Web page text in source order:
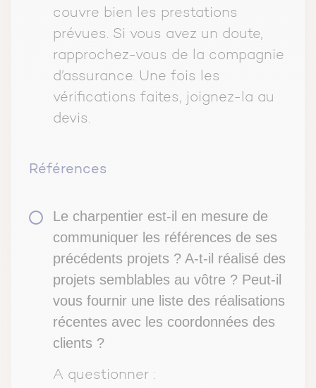
couvre bien les prestations
prévues. Si vous avez un doute,
rapprochez-vous de la compagnie
d’assurance. Une fois les
vérifications faites, joignez-la au
devis.
Références
Le charpentier est-il en mesure de
communiquer les références de ses
précédents projets ? A-t-il réalisé des
projets semblables au vôtre ? Peut-il
vous fournir une liste des réalisations
récentes avec les coordonnées des
clients ?
A questionner :